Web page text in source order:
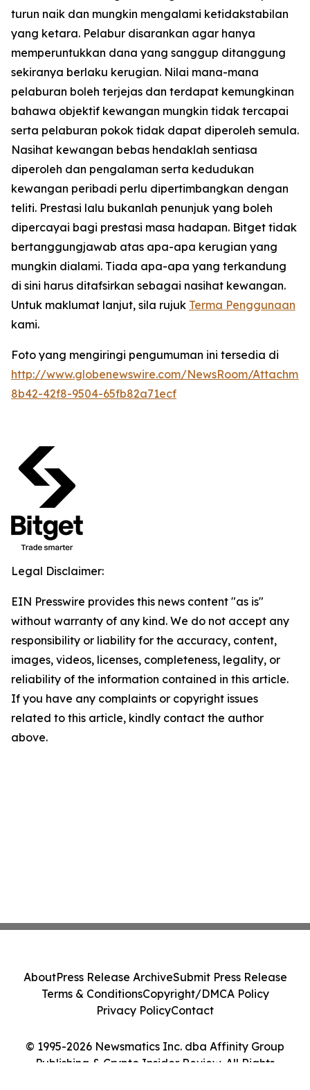
turun naik dan mungkin mengalami ketidakstabilan
yang ketara. Pelabur disarankan agar hanya
memperuntukkan dana yang sanggup ditanggung
sekiranya berlaku kerugian. Nilai mana-mana
pelaburan boleh terjejas dan terdapat kemungkinan
bahawa objektif kewangan mungkin tidak tercapai
serta pelaburan pokok tidak dapat diperoleh semula.
Nasihat kewangan bebas hendaklah sentiasa
diperoleh dan pengalaman serta kedudukan
kewangan peribadi perlu dipertimbangkan dengan
teliti. Prestasi lalu bukanlah penunjuk yang boleh
dipercayai bagi prestasi masa hadapan. Bitget tidak
bertanggungjawab atas apa-apa kerugian yang
mungkin dialami. Tiada apa-apa yang terkandung
di sini harus ditafsirkan sebagai nasihat kewangan.
Untuk maklumat lanjut, sila rujuk Terma Penggunaan
kami.
Foto yang mengiringi pengumuman ini tersedia di
http://www.globenewswire.com/NewsRoom/
8b42-42f8-9504-65fb82a71ecf
Legal Disclaimer:
EIN Presswire provides this news content "as is"
without warranty of any kind. We do not accept any
responsibility or liability for the accuracy, content,
images, videos, licenses, completeness, legality, or
reliability of the information contained in this article.
If you have any complaints or copyright issues
related to this article, kindly contact the author
above.
© 1995-2026 Newsmatics Inc. dba Affinity Group
Publishing & Crypto Insider Review. All Rights
AboutPress Release ArchiveSubmit Press Release
Terms & ConditionsCopyright/DMCA Policy
Privacy PolicyContact